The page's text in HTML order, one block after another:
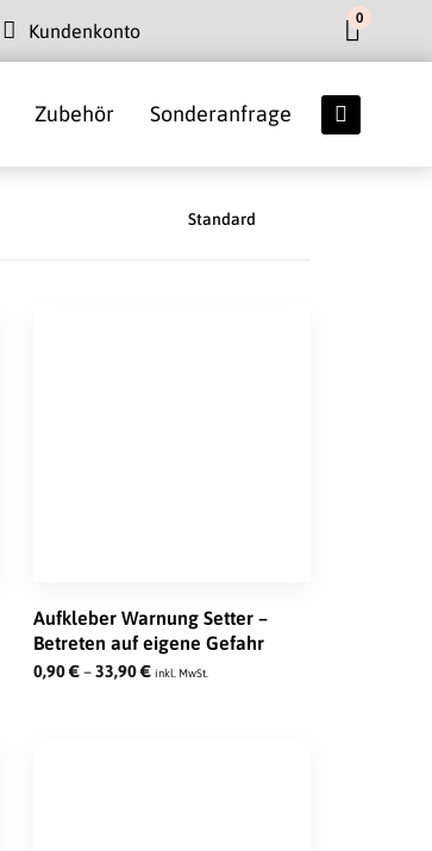
Kundenkonto
0
Zubehör Sonderanfrage
Aufkleber Warnung Setter –
Betreten auf eigene Gefahr
0,90€–33,90€ inkl. MwSt.